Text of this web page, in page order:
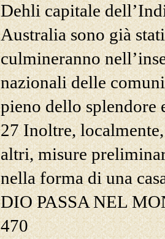
Dehli capitale
Australiasono già
culmineranno
nazionali delle
pieno dello splendore
27 Inoltre,
altri, misure
nella forma di una
DIO PASSA NEL
470